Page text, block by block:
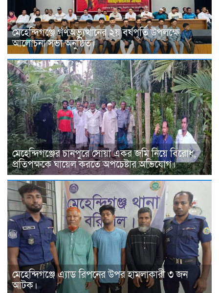
মেহেন্দিগঞ্জে গণঅভ্যুত্থানের ২য় বর্ষপূর্তি উপলক্ষে
আলোচনা সভা অনুষ্ঠিত।
মেহেন্দিগঞ্জের চানপুরে সোয়া একর জমি নিয়ে বিরোধ,
প্রতিপক্ষকে ঘায়েল করতে অপচেষ্টার অভিযোগ।
মেহেন্দিগঞ্জে এ্যাড রিপনের উপর হামলাকারী ৩ জন
আটক।